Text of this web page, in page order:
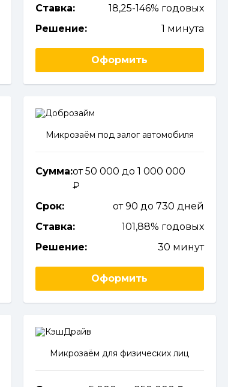
Ставка:
18,25-146% годовых
Решение:
1 минута
Оформить
Микрозаём под залог автомобиля
Сумма:от 50 000 до 1 000 000
Срок:
от 90 до 730 дней
Ставка:
101,88% годовых
Решение:
30 минут
Оформить
Микрозаём для физических лиц